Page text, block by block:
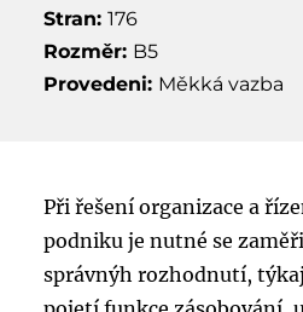
Stran: 176
Rozměr: B5
Provedeni: Měkká vazba
Při řešení organizace a
podniku je nutné se
správnýh rozhodnutí,